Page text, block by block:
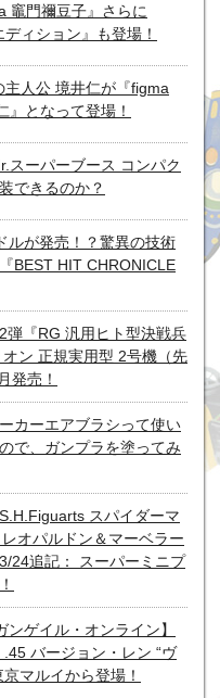
竈門禰豆子』さらに
ィション』も登場！
主人公 境井仁が『figma
』となって登場！
スーパーブース コンパク
できるのか？
ルが発売！？驚異の技術
BEST HIT CHRONICLE
弾『RG 汎用ヒト型決戦兵
ン 正規実用型 2号機（先
発売！
カーエアブラシって使い
で、ガンプラを塗ってみ
スパイダーマ
オパルドン＆マーベラー
24追記： スーパーミニプ
ンゲイル・オンライン】
バージョン・レン “ヴ
マルイから登場！